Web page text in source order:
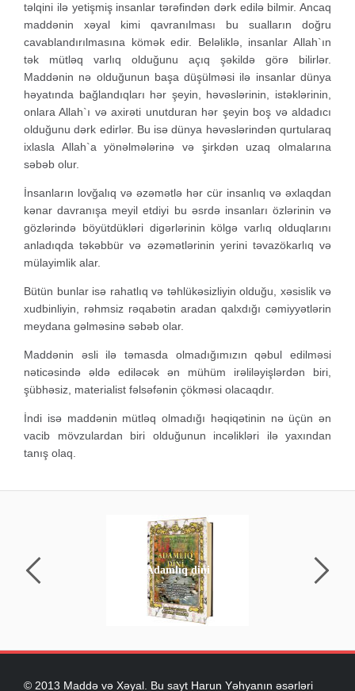
təlqini ilə yetişmiş insanlar tərəfindən dərk edilə bilmir. Ancaq
maddənin xəyal kimi qavranılması bu sualların doğru
cavablandırılmasına kömək edir. Beləliklə, insanlar Allah`ın
tək mütləq varlıq olduğunu açıq şəkildə görə bilirlər.
Maddənin nə olduğunun başa düşülməsi ilə insanlar dünya
həyatında bağlandıqları hər şeyin, həvəslərinin, istəklərinin,
onlara Allah`ı və axirəti unutduran hər şeyin boş və aldadıcı
olduğunu dərk edirlər. Bu isə dünya həvəslərindən qurtularaq
ixlasla Allah`a yönəlmələrinə və şirkdən uzaq olmalarına
səbəb olur.
İnsanların lovğalıq və əzəmətlə hər cür insanlıq və əxlaqdan
kənar davranışa meyil etdiyi bu əsrdə insanları özlərinin və
gözlərində böyütdükləri digərlərinin kölgə varlıq olduqlarını
anladıqda təkəbbür və əzəmətlərinin yerini təvazökarlıq və
mülayimlik alar.
Bütün bunlar isə rahatlıq və təhlükəsizliyin olduğu, xəsislik və
xudbinliyin, rəhmsiz rəqabətin aradan qalxdığı cəmiyyətlərin
meydana gəlməsinə səbəb olar.
Maddənin əsli ilə təmasda olmadığımızın qəbul edilməsi
nəticəsində əldə ediləcək ən mühüm irəliləyişlərdən biri,
şübhəsiz, materialist fəlsəfənin çökməsi olacaqdır.
İndi isə maddənin mütləq olmadığı həqiqətinin nə üçün ən
vacib mövzulardan biri olduğunun incəlikləri ilə yaxından
tanış olaq.
Adamlıq dini
© 2013 Maddə və Xəyal. Bu sayt Harun Yəhyanın əsərləri